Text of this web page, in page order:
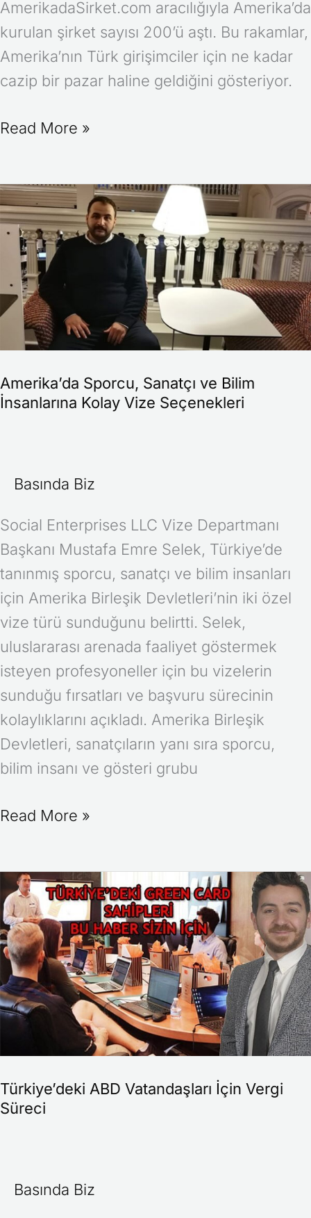
AmerikadaSirket.com aracılığıyla Amerika’da
kurulan şirket sayısı 200’ü aştı. Bu rakamlar,
Amerika’nın Türk girişimciler için ne kadar
cazip bir pazar haline geldiğini gösteriyor.
Read More »
Amerika’da Sporcu, Sanatçı ve Bilim
İnsanlarına Kolay Vize Seçenekleri
Basında Biz
Social Enterprises LLC Vize Departmanı
Başkanı Mustafa Emre Selek, Türkiye’de
tanınmış sporcu, sanatçı ve bilim insanları
için Amerika Birleşik Devletleri’nin iki özel
vize türü sunduğunu belirtti. Selek,
uluslararası arenada faaliyet göstermek
isteyen profesyoneller için bu vizelerin
sunduğu fırsatları ve başvuru sürecinin
kolaylıklarını açıkladı. Amerika Birleşik
Devletleri, sanatçıların yanı sıra sporcu,
bilim insanı ve gösteri grubu
Amerika’da
Sporcu,
Sanatçı
Bilim
İnsanlarına
Kolay
Seçenekleri
Read More »
Türkiye’deki ABD Vatandaşları İçin Vergi
Süreci
Basında Biz
Türkiye’deki
ABD
Vatandaşları
İçin
Vergi
Süreci